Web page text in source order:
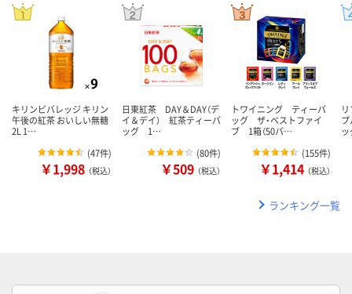
キリンビバレッジ キリン
午後の紅茶 おいしい無糖
2L 1…
(47件)
￥1,998 （税込）
日東紅茶 DAY＆DAY（デ
イ＆デイ） 紅茶ティーバ
ッグ 1…
(80件)
￥509 （税込）
トワイニング ティーバ
ッグ ザ・ベストファイ
ブ 1箱（50バ…
(155件)
￥1,414 （税込）
ッ
ランキング一覧